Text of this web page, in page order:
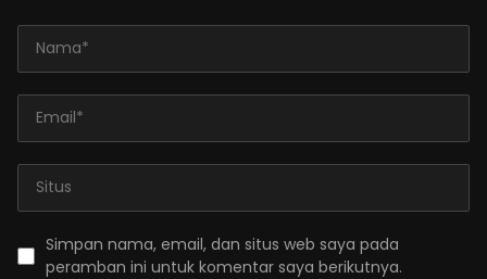
Simpan nama, email, dan situs web saya pada
peramban ini untuk komentar saya berikutnya.